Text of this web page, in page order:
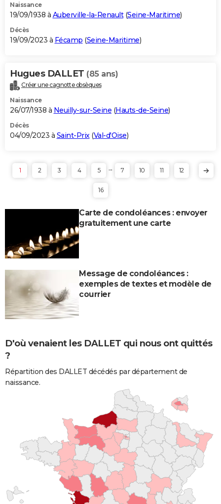
Naissance
19/09/1938 à Auberville-la-Renault(Seine-Maritime)
Décès
19/09/2023 à Fécamp (Seine-Maritime)
Hugues DALLET (85 ans)
Créer une cagnotte obsèques
Naissance
26/07/1938 à Neuilly-sur-Seine (Hauts-de-Seine)
Décès
04/09/2023 à Saint-Prix (Val-d'Oise)
1 2 3 4 5 ... 7 10 11 12
16
Carte de condoléances : envoyer
gratuitement une carte
Message de condoléances :
exemples de textes et modèle de
courrier
D'où venaient les DALLET qui nous ont quittés
?
Répartition des DALLET décédés par département de
naissance.